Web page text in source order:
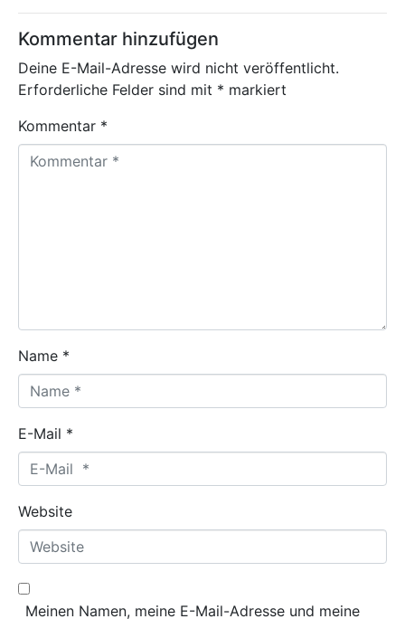
Kommentar hinzufügen
Deine E-Mail-Adresse wird nicht veröffentlicht.
Erforderliche Felder sind mit * markiert
Kommentar *
Name *
E-Mail *
Website
Meinen Namen, meine E-Mail-Adresse und meine